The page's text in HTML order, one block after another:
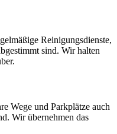
Reinigungsdienste,
sind. Wir halten
Wege und Parkplätze auch
Wir übernehmen das